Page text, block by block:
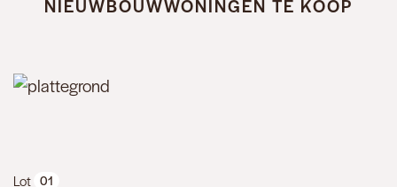
NIEUWBOUWWONINGEN TE KOOP
Lot 01